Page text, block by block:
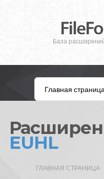
База
EUHL
ГЛАВНАЯ СТРАНИЦА